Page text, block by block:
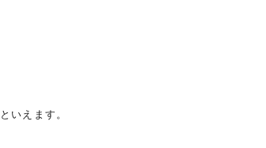
いえます。